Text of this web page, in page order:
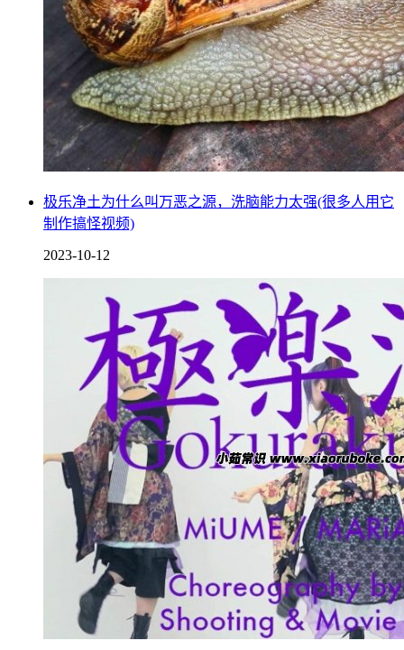
黄桃罐头具有补气补血、滋阴补肾的效果，对于气血不足的人
群来说，多吃黄桃罐头可以有效改善不良症状，而且对病虚或
疲劳的患者也有良好的补益作用。
2.生津止渴
黄桃罐头在食用后可以让人感觉清爽舒适，起到润喉去燥的作
用，如果平时出现口干、眼干、睡眠不足等症状，建议适量吃
3.活血祛瘀
黄桃罐头还具有活血调经的作用，对于月经不调的女性群体来
极乐净土为什么叫万恶之源，洗脑能力太强(很多人用它
制作搞怪视频)
2023-10-12